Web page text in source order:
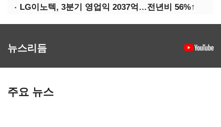
LG이노텍, 3분기 영업익 2037억…전년비 56%↑
뉴스리듬
주요 뉴스